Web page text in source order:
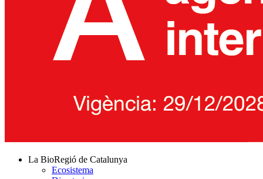
La BioRegió de Catalunya
Ecosistema